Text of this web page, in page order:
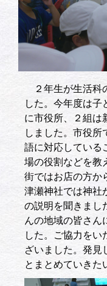
２年生が生活科
した。今年度は子
に市役所、２組は
しました。市役所
語に対応している
場の役割などを教
街ではお店の方か
津瀬神社では神社
の説明を聞きまし
んの地域の皆さん
した。ご協力をい
ざいました。発見
とまとめていきた